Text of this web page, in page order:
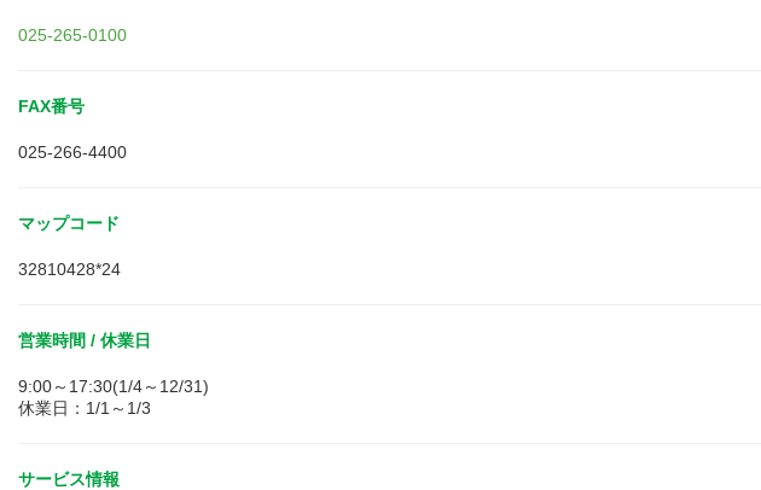
025-265-0100
FAX番号
025-266-4400
マップコード
32810428*24
営業時間 / 休業日
9:00～17:30(1/4～12/31)
休業日：1/1～1/3
サービス情報